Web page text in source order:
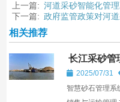
上一篇: 河道采砂智能化管
下一篇: 政府监管政策对河
相关推荐
长江采砂管
行业健康发
2025/07/31
智慧砂石管理系